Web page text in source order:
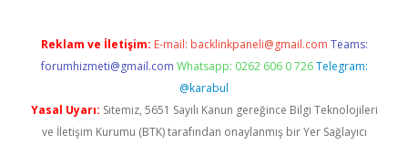
Reklam ve İletişim: E-mail: backlinkpaneli@gmail.com Teams:
forumhizmeti@gmail.com Whatsapp: 0262 606 0 726 Telegram:
@karabul
Yasal Uyarı: Sitemiz, 5651 Sayılı Kanun gereğince Bilgi Teknolojileri
ve İletişim Kurumu (BTK) tarafından onaylanmış bir Yer Sağlayıcı